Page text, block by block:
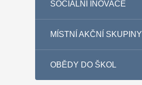
SOCIÁLNÍ INOVACE
MÍSTNÍ AKČNÍ SKUPINY
OBĚDY DO ŠKOL